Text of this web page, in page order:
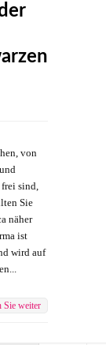
von
sind,
Sie
näher
ist
wird auf
Sie weiter